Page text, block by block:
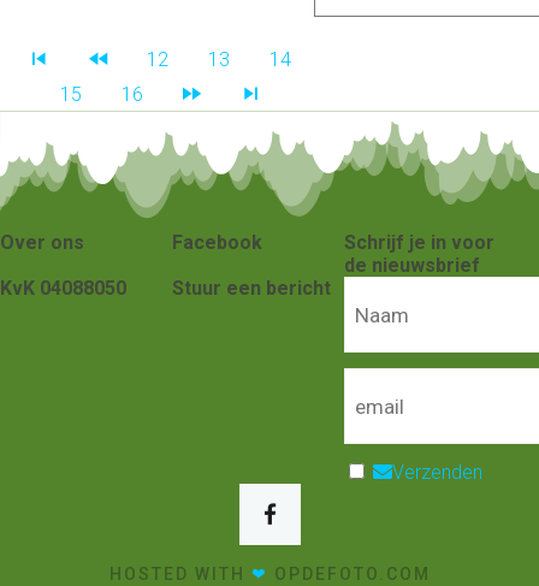
12 13
14
15
16
Over ons
KvK 04088050
Facebook
Stuur een bericht
Schrijf je in voor
de nieuwsbrief
Verzenden
HOSTED WITH ❤ OPDEFOTO.COM